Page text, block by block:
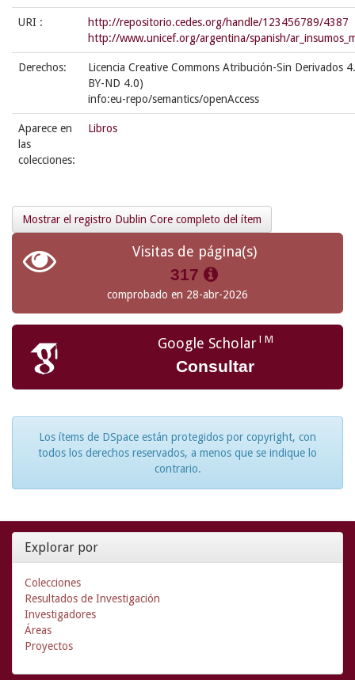
URI :
http://repositorio.cedes.org/handle/123456789/4387
http://www.unicef.org/argentina/spanish/
Derechos:
Licencia Creative Commons Atribución-Sin Derivados
BY-ND 4.0)
info:eu-repo/semantics/openAccess
Aparece en
las
colecciones:
Libros
Mostrar el registro Dublin Core completo del ítem
Visitas de página(s)
317
comprobado en 28-abr-2026
Google ScholarTM
Consultar
Los ítems de DSpace están protegidos por copyright, con
todos los derechos reservados, a menos que se indique lo
contrario.
Explorar por
Colecciones
Resultados de Investigación
Investigadores
Áreas
Proyectos